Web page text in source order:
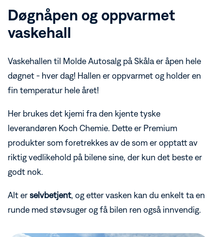
Døgnåpen og oppvarmet
vaskehall
Vaskehallen til Molde Autosalg på Skåla er åpen hele
døgnet - hver dag! Hallen er oppvarmet og holder en
fin temperatur hele året!
Her brukes det kjemi fra den kjente tyske
leverandøren Koch Chemie. Dette er Premium
produkter som foretrekkes av de som er opptatt av
riktig vedlikehold på bilene sine, der kun det beste er
godt nok.
Alt erselvbetjent, og etter vasken kan du enkelt ta en
runde med støvsuger og få bilen ren også innvendig.